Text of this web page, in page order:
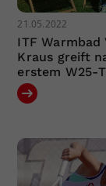
21.05.2022
ITF Warmbad
Kraus greift
erstem W25-